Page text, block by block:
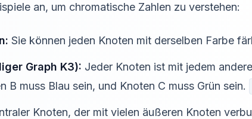
an, um chromatische Zahlen zu verstehen:
Sie können jeden Knoten mit derselben Farbe
Graph K3): Jeder Knoten ist mit jedem
B muss Blau sein, und Knoten C muss Grün sein.
Knoten, der mit vielen äußeren Knoten